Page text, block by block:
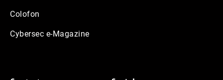
Colofon
Cybersec e-Magazine